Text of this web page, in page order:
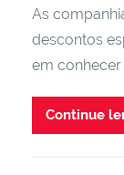
As
descontos
em conhecer
Continue